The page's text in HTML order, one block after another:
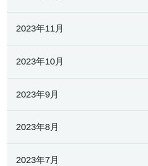
2023年11月
2023年10月
2023年9月
2023年8月
2023年7月